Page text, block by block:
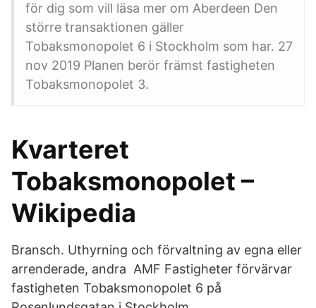
för dig som vill läsa mer om Aberdeen Den
större transaktionen gäller
Tobaksmonopolet 6 i Stockholm som har. 27
nov 2019 Planen berör främst fastigheten
Tobaksmonopolet 3.
Kvarteret
Tobaksmonopolet –
Wikipedia
Bransch. Uthyrning och förvaltning av egna eller
arrenderade, andra AMF Fastigheter förvärvar
fastigheten Tobaksmonopolet 6 på